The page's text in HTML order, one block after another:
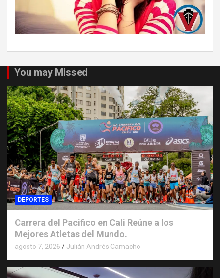
You may Missed
DEPORTES
Carrera del Pacifico en Cali Reúne a los
Mejores Atletas del Mundo.
agosto 7, 2026 Julián Andrés Camacho